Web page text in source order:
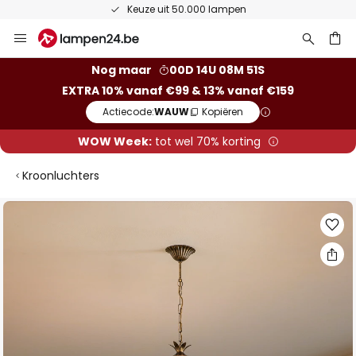
Keuze uit 50.000 lampen
naar
Nog maar
00D 14U 08M 50S
EXTRA 10% vanaf €99 & 13% vanaf €159
Actiecode:WAUW Kopiëren
WOW Week:tot wel 70% korting
Kroonluchters
Ga